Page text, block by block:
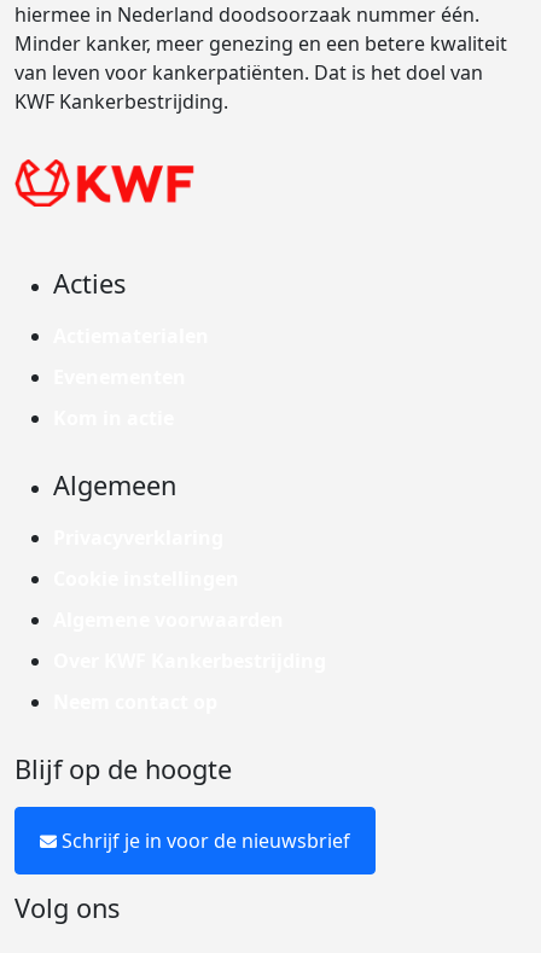
hiermee in Nederland doodsoorzaak nummer één.
Minder kanker, meer genezing en een betere kwaliteit
van leven voor kankerpatiënten. Dat is het doel van
KWF Kankerbestrijding.
Acties
Algemeen
Blijf op de hoogte
Schrijf je in voor de nieuwsbrief
Volg ons